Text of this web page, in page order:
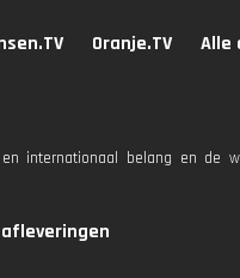
Oranje.TV Alle
internationaal belang en de